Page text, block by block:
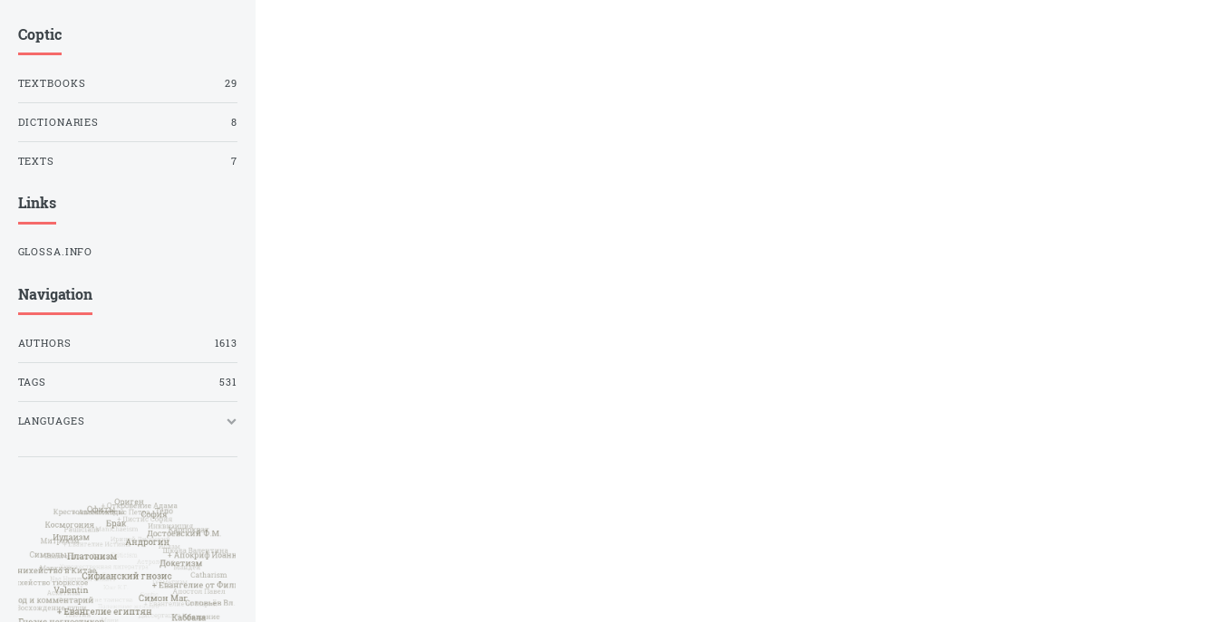
Coptic
TEXTBOOKS 29
DICTIONARIES 8
TEXTS 7
Links
GLOSSA.INFO
Navigation
AUTHORS 1613
TAGS 531
LANGUAGES